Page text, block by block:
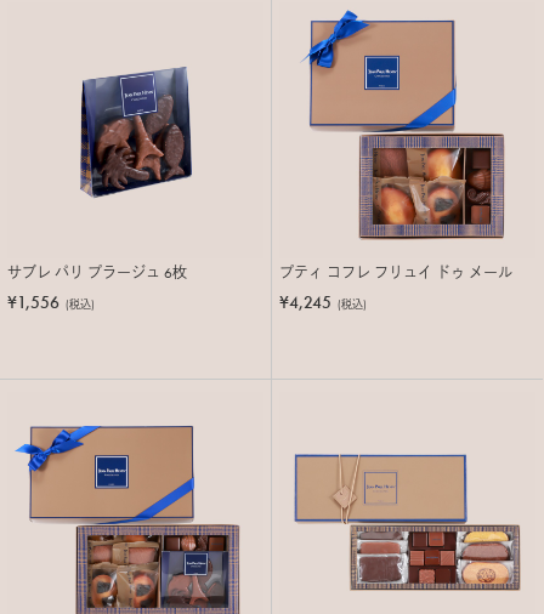
サブレ パリ プラージュ 6枚
¥1,556 (税込)
プティ コフレ フリュイ ドゥ メール
¥4,245 (税込)